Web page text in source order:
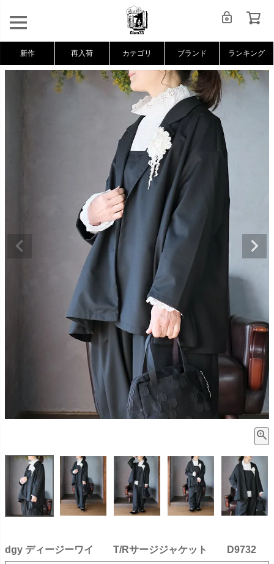
新作 再入荷 カテゴリ ブランド ランキング
dgy ディージーワイ T/Rサージジャケット D9732